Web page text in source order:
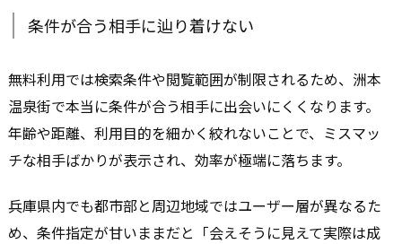
条件が合う相手に辿り着けない
無料利用では検索条件や閲覧範囲が制限されるため、洲本
温泉街で本当に条件が合う相手に出会いにくくなります。
年齢や距離、利用目的を細かく絞れないことで、ミスマッ
チな相手ばかりが表示され、効率が極端に落ちます。
兵庫県内でも都市部と周辺地域ではユーザー層が異なるた
め、条件指定が甘いままだと「会えそうに見えて実際は成